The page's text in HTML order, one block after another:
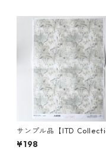
サンプル品【ITD
n】A3サイズ ライスペー
R1660L デコパージュ
¥198